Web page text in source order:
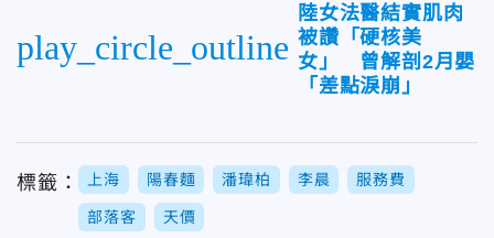
play_circle_outline
陸女法醫結實肌肉
被讚「硬核美
女」 曾解剖2月嬰
「差點淚崩」
標籤： 上海 陽春麵 潘瑋柏 李晨 服務費
部落客 天價